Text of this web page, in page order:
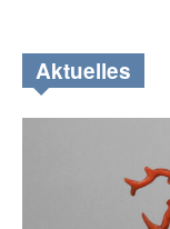
Aktuelles